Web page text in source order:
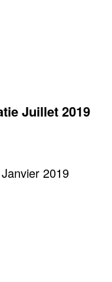
Juillet 2019